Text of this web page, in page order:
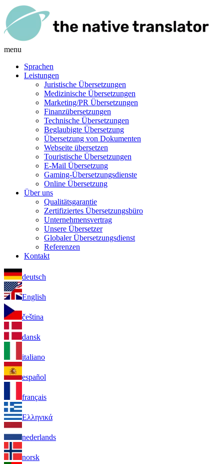
menu
Sprachen
Leistungen
Juristische Übersetzungen
Medizinische Übersetzungen
Marketing/PR Übersetzungen
Finanzübersetzungen
Technische Übersetzungen
Beglaubigte Übersetzung
Übersetzung von Dokumenten
Webseite übersetzen
Touristische Übersetzungen
E-Mail Übersetzung
Gaming-Übersetzungsdienste
Online Übersetzung
Über uns
Qualitätsgarantie
Zertifiziertes Übersetzungsbüro
Unternehmensvertrag
Unsere Übersetzer
Globaler Übersetzungsdienst
Referenzen
Kontakt
deutsch
English
čeština
dansk
italiano
español
français
Ελληνικά
nederlands
norsk